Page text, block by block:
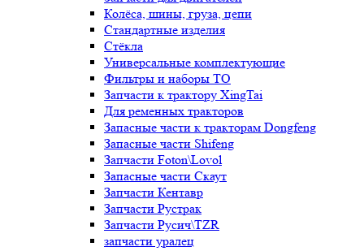
Колёса, шины, груза, цепи
Стандартные изделия
Стёкла
Универсальные комплектующие
Фильтры и наборы ТО
Запчасти к трактору XingTai
Для ременных тракторов
Запасные части к тракторам Dongfeng
Запасные части Shifeng
Запчасти Foton\Lovol
Запасные части Скаут
Запчасти Кентавр
Запчасти Рустрак
Запчасти Русич\TZR
запчасти уралец